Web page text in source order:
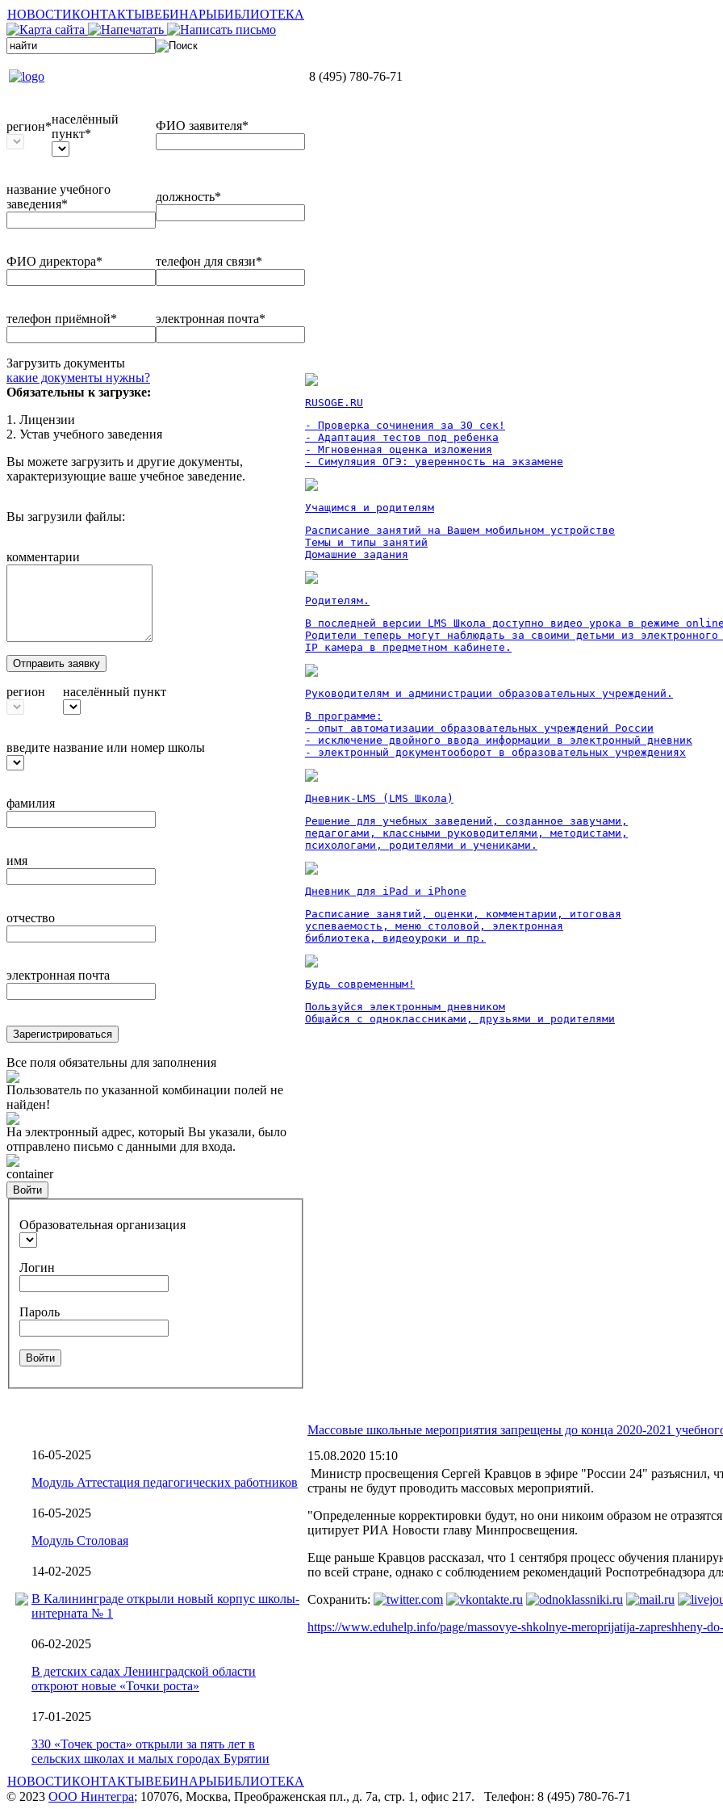
НОВОСТИКОНТАКТЫВЕБИНАРЫБИБЛИОТЕКА
8 (495) 780-76-71
регион*
населённый
пункт*
ФИО заявителя*
название учебного
заведения*
должность*
ФИО директора* телефон для связи*
телефон приёмной* электронная почта*
Загрузить документы
какие документы нужны?
Обязательны к загрузке:
1. Лицензии
2. Устав учебного заведения
Вы можете загрузить и другие документы,
характеризующие ваше учебное заведение.
Вы загрузили файлы:
комментарии
Отправить заявку
регион населённый пункт
введите название или номер школы
фамилия
имя
отчество
электронная почта
Зарегистрироваться
Все поля обязательны для заполнения
Пользователь по указанной комбинации полей не
найден!
На электронный адрес, который Вы указали, было
отправлено письмо с данными для входа.
container
Войти
Образовательная организация
Логин
Пароль
Войти
16-05-2025
Модуль Аттестация педагогических работников
16-05-2025
Модуль Столовая
14-02-2025
В Калининграде открыли новый корпус школы-
интерната № 1
06-02-2025
В детских садах Ленинградской области
откроют новые «Точки роста»
17-01-2025
330 «Точек роста» открыли за пять лет в
сельских школах и малых городах Бурятии
RUSOGE.RU
- Проверка сочинения за 30 сек!
- Адаптация тестов под ребенка
- Мгновенная оценка изложения
- Симуляция ОГЭ: уверенность на экзамене
Учащимся и родителям
Расписание занятий на Вашем мобильном устройстве
Темы и типы занятий
Домашние задания
Родителям.
В последней версии LMS Школа доступно видео урока в режиме
Родители теперь могут наблюдать за своими детьми из
IP камера в предметном кабинете.
Руководителям и администрации образовательных учреждений.
В программе:
- опыт автоматизации образовательных учреждений России
- исключение двойного ввода информации в электронный дневник
- электронный документооборот в образовательных учреждениях
Дневник-LMS (LMS Школа)
Решение для учебных заведений, созданное завучами,
педагогами, классными руководителями, методистами,
психологами, родителями и учениками.
Дневник для iPad и iPhone
Расписание занятий, оценки, комментарии, итоговая
успеваемость, меню столовой, электронная
библиотека, видеоуроки и пр.
Будь современным!
Пользуйся электронным дневником
Общайся с одноклассниками, друзьями и родителями
Массовые школьные мероприятия запрещены до конца 2020-2021
15.08.2020 15:10
Министр просвещения Сергей Кравцов в эфире "России 24" разъяснил,
страны не будут проводить массовых мероприятий.
"Определенные корректировки будут, но они никоим образом не
цитирует РИА Новости главу Минпросвещения.
Еще раньше Кравцов рассказал, что 1 сентября процесс обучения
по всей стране, однако с соблюдением рекомендаций Роспотребнадзора
Сохранить:
https://www.eduhelp.info/page/massovye-shkolnye-meroprijatija-zapreshheny-
НОВОСТИКОНТАКТЫВЕБИНАРЫБИБЛИОТЕКА
© 2023 ООО Нинтегра; 107076, Москва, Преображенская пл., д. 7а, стр. 1, офис 217. Телефон: 8 (495) 780-76-71